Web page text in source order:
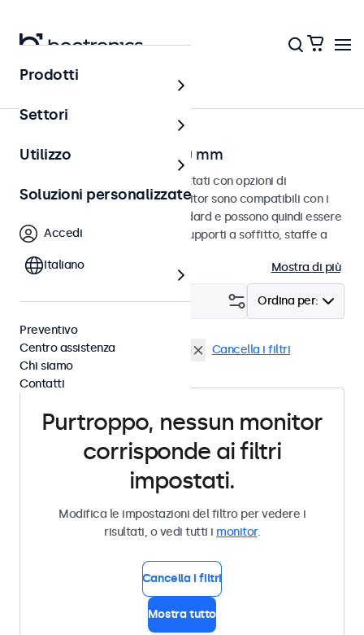
Home
Monitor con VESA da 100 mm
Monitor VESA da 100 mm progettati con opzioni di
montaggio versatili. Questi monitor sono compatibili con i
sistemi di montaggio VESA standard e possono quindi essere
collegati a supporti universali, supporti a soffitto, staffe a
Mostra di più
Ordina per:
Filtro (0)
VESA 100 x 100 Alta luminosità Cancella i filtri
Purtroppo, nessun monitor
corrisponde ai filtri
impostati.
Modifica le impostazioni del filtro per vedere i
risultati, o vedi tutti i monitor.
Cancella i filtri
Mostra tutto
Prodotti
Settori
Utilizzo
Soluzioni personalizzate
Accedi
Italiano
Preventivo
Centro assistenza
Chi siamo
Contatti